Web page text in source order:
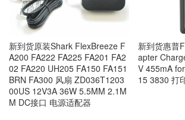
新到货原装Shark FlexBreeze F
A200 FA222 FA225 FA201 FA2
02 FA220 UH205 FA150 FA151
BRN FA300 风扇 ZD036T1203
00US 12V3A 36W 5.5MM 2.1M
M DC接口 电源适配器
新到货惠普
apter
V 455mA
15 3830 打